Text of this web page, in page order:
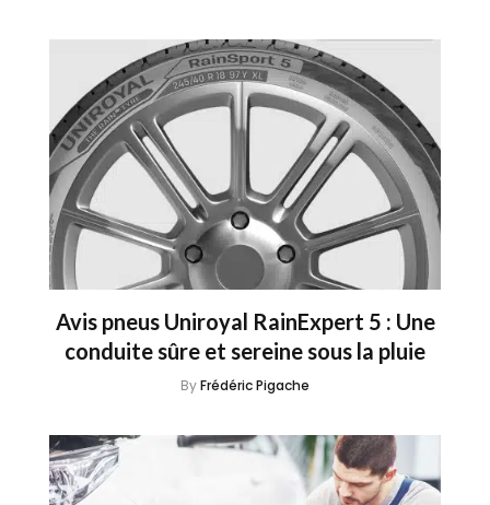
Avis pneus Uniroyal RainExpert 5 : Une
conduite sûre et sereine sous la pluie
ByFrédéric Pigache